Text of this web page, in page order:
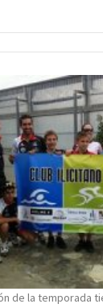
de la temporada